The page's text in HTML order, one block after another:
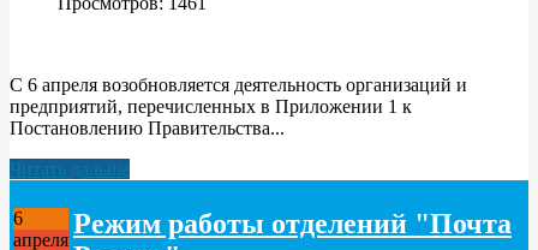
С 6 апреля возобновляется деятельность организаций и
предприятий, перечисленных в Приложении 1 к
Постановлению Правительства...
Читать дальше
6
апреля
Режим работы отделений "Почта